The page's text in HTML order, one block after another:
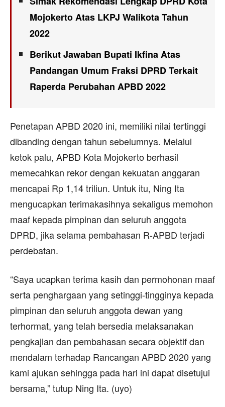
Mojokerto Atas LKPJ Walikota Tahun
2022
Berikut Jawaban Bupati Ikfina Atas
Pandangan Umum Fraksi DPRD Terkait
Raperda Perubahan APBD 2022
Penetapan APBD 2020 ini, memiliki nilai tertinggi
dibanding dengan tahun sebelumnya. Melalui
ketok palu, APBD Kota Mojokerto berhasil
memecahkan rekor dengan kekuatan anggaran
mencapai Rp 1,14 triliun. Untuk itu, Ning Ita
mengucapkan terimakasihnya sekaligus memohon
maaf kepada pimpinan dan seluruh anggota
DPRD, jika selama pembahasan R-APBD terjadi
perdebatan.
“Saya ucapkan terima kasih dan permohonan maaf
serta penghargaan yang setinggi-tingginya kepada
pimpinan dan seluruh anggota dewan yang
terhormat, yang telah bersedia melaksanakan
pengkajian dan pembahasan secara objektif dan
mendalam terhadap Rancangan APBD 2020 yang
kami ajukan sehingga pada hari ini dapat disetujui
bersama,” tutup Ning Ita. (uyo)